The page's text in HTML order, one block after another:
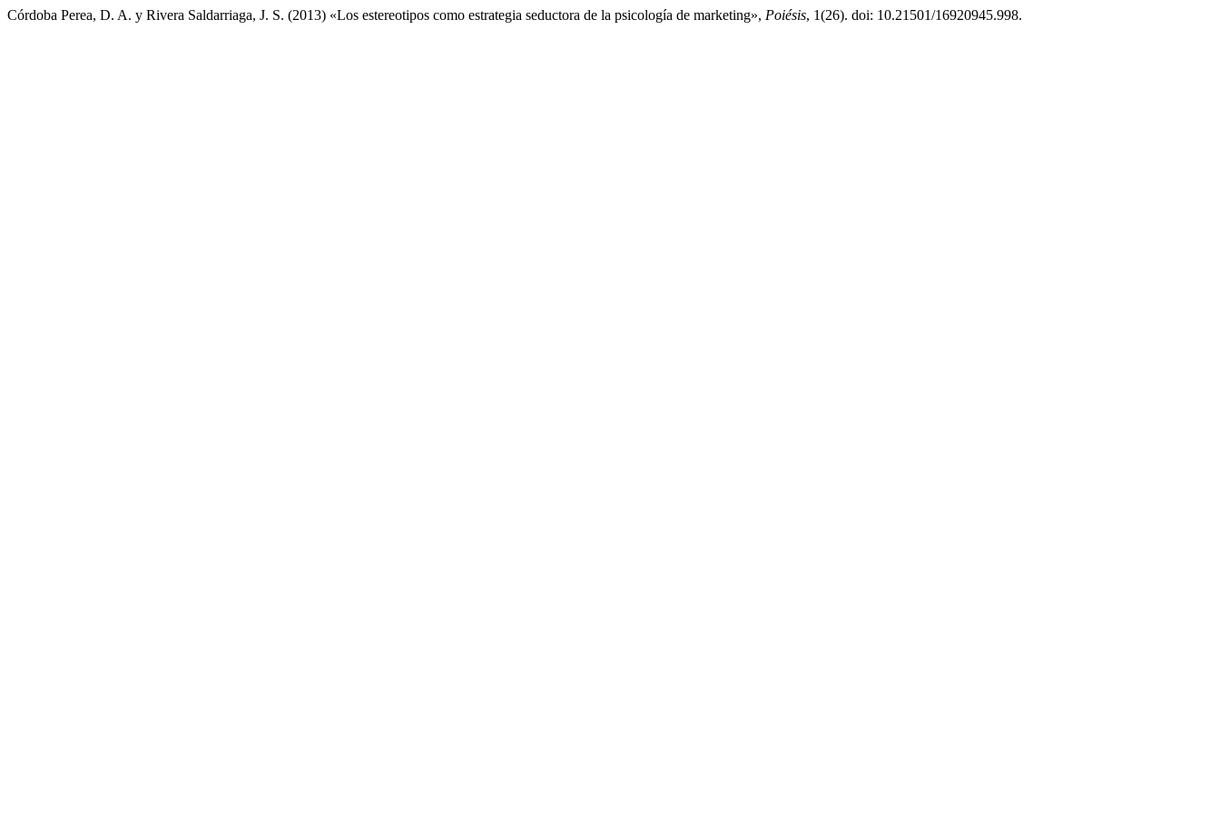
Córdoba Perea, D. A. y Rivera Saldarriaga, J. S. (2013) «Los estereotipos como estrategia seductora de la psicología de marketing», Poiésis, 1(26). doi: 10.21501/16920945.998.